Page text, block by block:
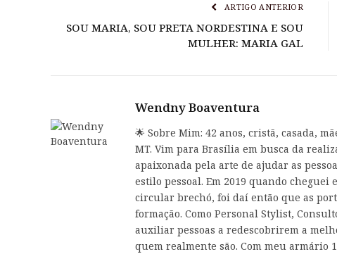
ARTIGO ANTERIOR
SOU MARIA, SOU PRETA NORDESTINA E SOU
MULHER: MARIA GAL
Wendny Boaventura
🌟 Sobre Mim: 42 anos, cristã, casada,
MT. Vim para Brasília em busca da
apaixonada pela arte de ajudar as
estilo pessoal. Em 2019 quando cheguei
circular brechó, foi daí então que as
formação. Como Personal Stylist,
auxiliar pessoas a redescobrirem a
quem realmente são. Com meu armário